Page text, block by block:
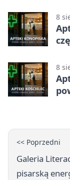
8
8
<< Poprzedni
Galeria
pisarską